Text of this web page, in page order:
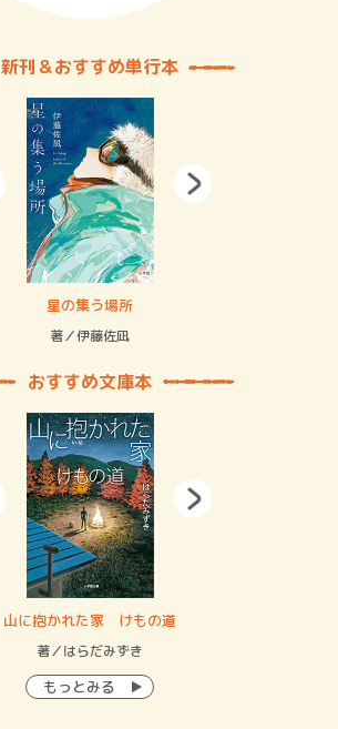
新刊＆おすすめ単行本
星の集う場所
著／伊藤佐凪
おすすめ文庫本
山に抱かれた家 けもの道
著／はらだみずき
もっとみる